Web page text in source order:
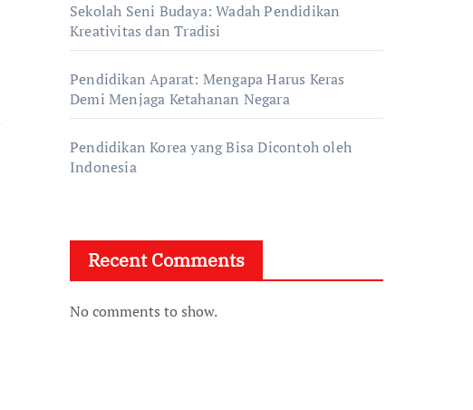
Sekolah Seni Budaya: Wadah Pendidikan
Kreativitas dan Tradisi
Pendidikan Aparat: Mengapa Harus Keras
Demi Menjaga Ketahanan Negara
Pendidikan Korea yang Bisa Dicontoh oleh
Indonesia
Recent Comments
No comments to show.